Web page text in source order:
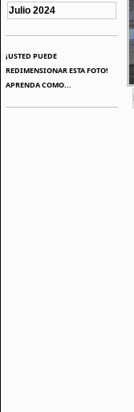
Julio 2024
¡USTED PUEDE
REDIMENSIONAR ESTA FOTO!
APRENDA COMO...